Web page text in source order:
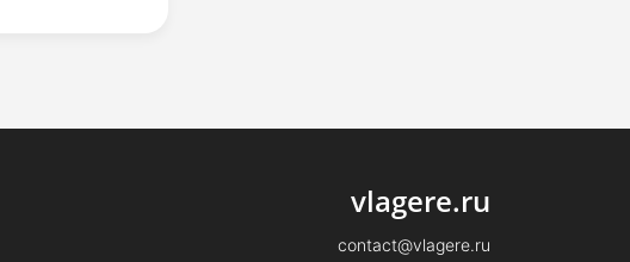
vlagere.ru
contact@vlagere.ru